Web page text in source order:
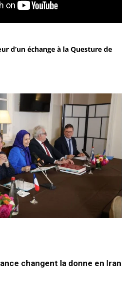
d’un échange à la Questure de
changent la donne en Iran